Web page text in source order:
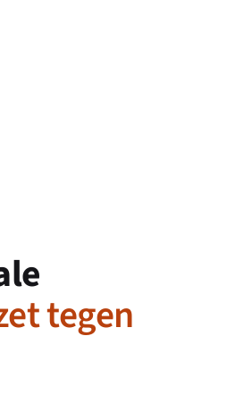
tegen